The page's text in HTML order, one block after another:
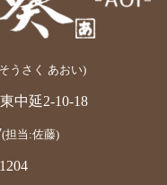
うさく あおい)
中延2-10-18
(担当:佐藤)